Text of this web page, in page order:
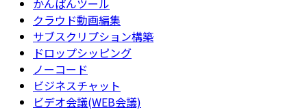
かんばんツール
クラウド動画編集
サブスクリプション構築
ドロップシッピング
ノーコード
ビジネスチャット
ビデオ会議(WEB会議)